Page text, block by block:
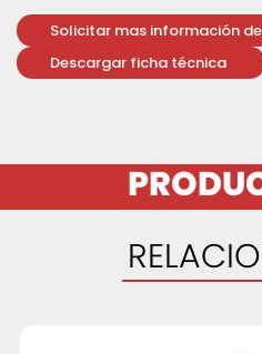
Solicitar mas información
Descargar ficha técnica